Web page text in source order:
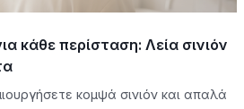
κάθε περίσταση: Λεία σινιόν
κομψά σινιόν και απαλά